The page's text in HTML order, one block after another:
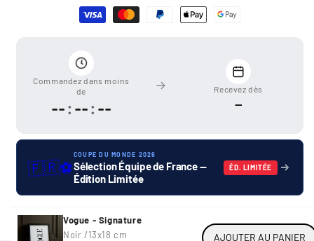
Commandez dans moins
de
--: --: --
Recevez dès
—
🇫🇷⚽
COUPE DU MONDE 2026
Sélection Équipe de France —
Édition Limitée
ÉD. LIMITÉE
Vogue - Signature
Noir /13x18 cm AJOUTER AU PANIER